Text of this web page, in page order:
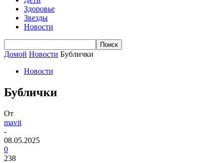
Здоровье
Звезды
Новости
Домой Новости Бублички
Новости
Бублички
От
mavit
-
08.05.2025
0
238